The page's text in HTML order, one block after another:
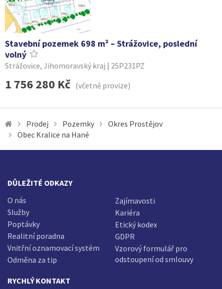
Stavební pozemek 698 m² – Strážovice, poslední
volný
Strážovice, Jihomoravský kraj | 25P231PZ
1 756 280 Kč (včetně provize)
Prodej Pozemky
Okres Prostějov
Obec Kralice na Hané
DŮLEŽITÉ ODKAZY
O nás
Služby
Poptávky
Realitní poradna
Vnitřní oznamovací systém
Odměna za tip
Zajímavosti
Kariéra
Etický kodex
GDPR
Vzorový formulář pro
odstoupení od smlouvy
RYCHLÝ KONTAKT